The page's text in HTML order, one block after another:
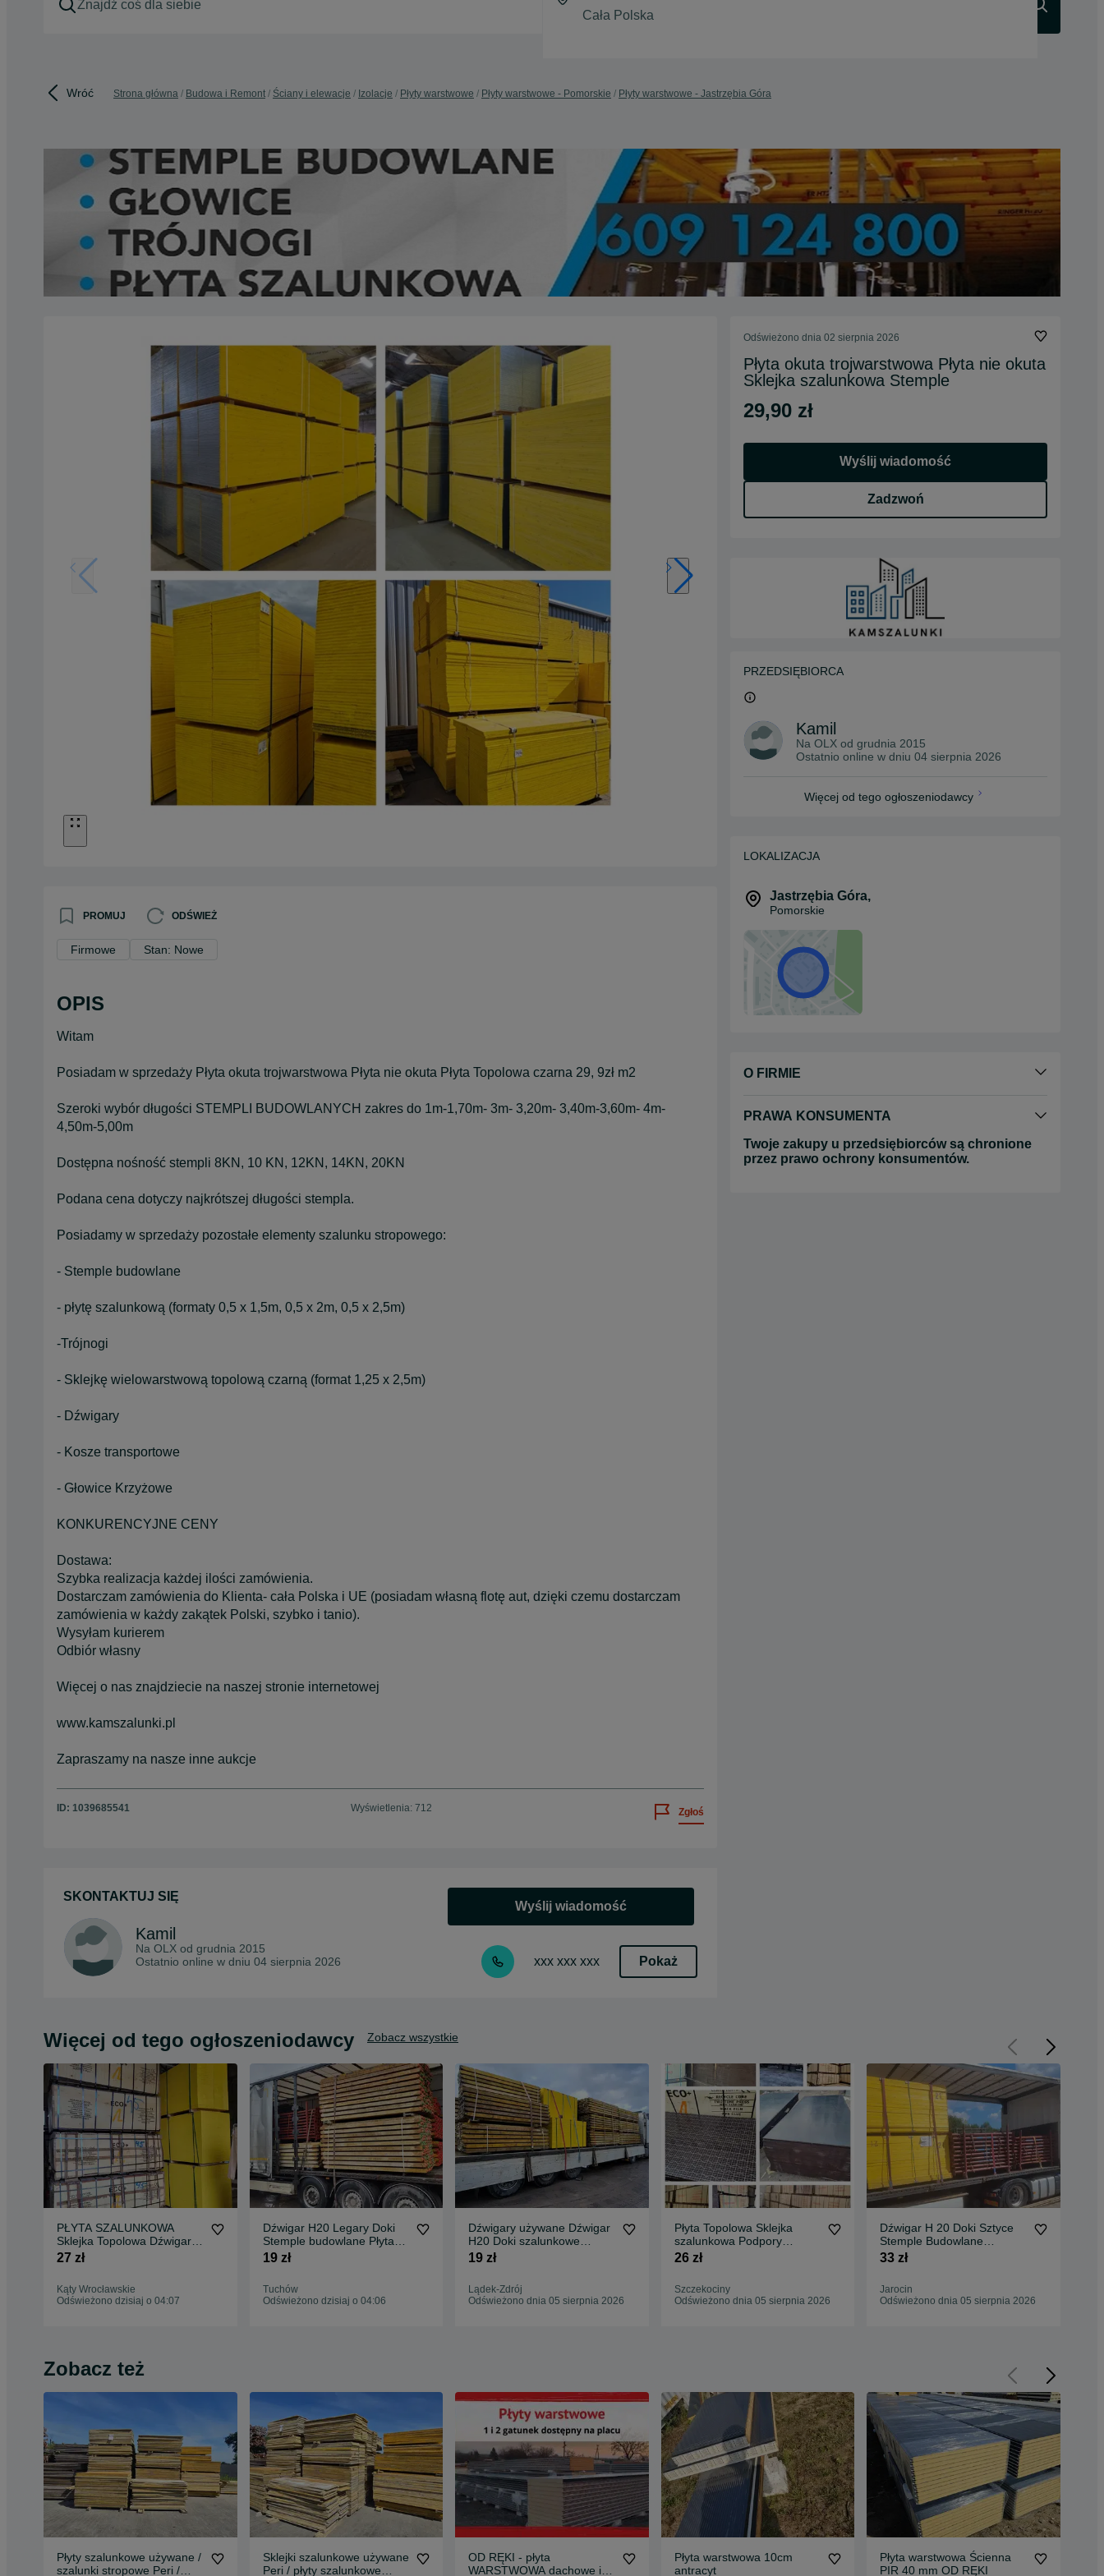
Wróć Strona główna Budowa i Remont Ściany i elewacje Izolacje Płyty warstwowe Płyty warstwowe - Pomorskie Płyty warstwowe - Jastrzębia Góra
PROMUJ ODŚWIEŻ
Firmowe Stan: Nowe
OPIS
Witam
Posiadam w sprzedaży Płyta okuta trojwarstwowa Płyta nie okuta Płyta Topolowa czarna 29, 9zł m2
Szeroki wybór długości STEMPLI BUDOWLANYCH zakres do 1m-1,70m- 3m- 3,20m- 3,40m-3,60m- 4m-
4,50m-5,00m
Dostępna nośność stempli 8KN, 10 KN, 12KN, 14KN, 20KN
Podana cena dotyczy najkrótszej długości stempla.
Posiadamy w sprzedaży pozostałe elementy szalunku stropowego:
- Stemple budowlane
- płytę szalunkową (formaty 0,5 x 1,5m, 0,5 x 2m, 0,5 x 2,5m)
-Trójnogi
- Sklejkę wielowarstwową topolową czarną (format 1,25 x 2,5m)
- Dźwigary
- Kosze transportowe
- Głowice Krzyżowe
KONKURENCYJNE CENY
Dostawa:
Szybka realizacja każdej ilości zamówienia.
Dostarczam zamówienia do Klienta- cała Polska i UE (posiadam własną flotę aut, dzięki czemu dostarczam
zamówienia w każdy zakątek Polski, szybko i tanio).
Wysyłam kurierem
Odbiór własny
Więcej o nas znajdziecie na naszej stronie internetowej
www.kamszalunki.pl
Zapraszamy na nasze inne aukcje
ID: 1039685541 Wyświetlenia: 712 Zgłoś
SKONTAKTUJ SIĘ
Kamil
Na OLX od grudnia 2015
Ostatnio online w dniu 04 sierpnia 2026
Wyślij wiadomość
xxx xxx xxx Pokaż
Odświeżono dnia 02 sierpnia 2026
Płyta okuta trojwarstwowa Płyta nie okuta
Sklejka szalunkowa Stemple
29,90 zł
Wyślij wiadomość
Zadzwoń
PRZEDSIĘBIORCA
Kamil
Na OLX od grudnia 2015
Ostatnio online w dniu 04 sierpnia 2026
Więcej od tego ogłoszeniodawcy
LOKALIZACJA
Jastrzębia Góra,
Pomorskie
O FIRMIE
PRAWA KONSUMENTA
Twoje zakupy u przedsiębiorców są chronione
przez prawo ochrony konsumentów.
Więcej od tego ogłoszeniodawcy Zobacz wszystkie
PŁYTA SZALUNKOWA
Sklejka Topolowa Dźwigary
H20 Głowice PROMOCJA
27 zł
Kąty Wrocławskie
Odświeżono dzisiaj o 04:07
Dźwigar H20 Legary Doki
Stemple budowlane Płyta
Czarna Sklejka Głowice
19 zł
Tuchów
Odświeżono dzisiaj o 04:06
Dźwigary używane Dźwigar
H20 Doki szalunkowe
Stemple budowlane
19 zł
Lądek-Zdrój
Odświeżono dnia 05 sierpnia 2026
Płyta Topolowa Sklejka
szalunkowa Podpory
Stropowe Dźwigary H20
26 zł
Szczekociny
Odświeżono dnia 05 sierpnia 2026
Dźwigar H 20 Doki Sztyce
Stemple Budowlane
Podpory Stropowe Głowice
33 zł
Jarocin
Odświeżono dnia 05 sierpnia 2026
Zobacz też
Płyty szalunkowe używane /
szalunki stropowe Peri /
Sklejki szalunkowe używane
Peri / płyty szalunkowe
OD RĘKI - płyta
WARSTWOWA dachowe i
Płyta warstwowa 10cm
antracyt
Płyta warstwowa Ścienna
PIR 40 mm OD RĘKI